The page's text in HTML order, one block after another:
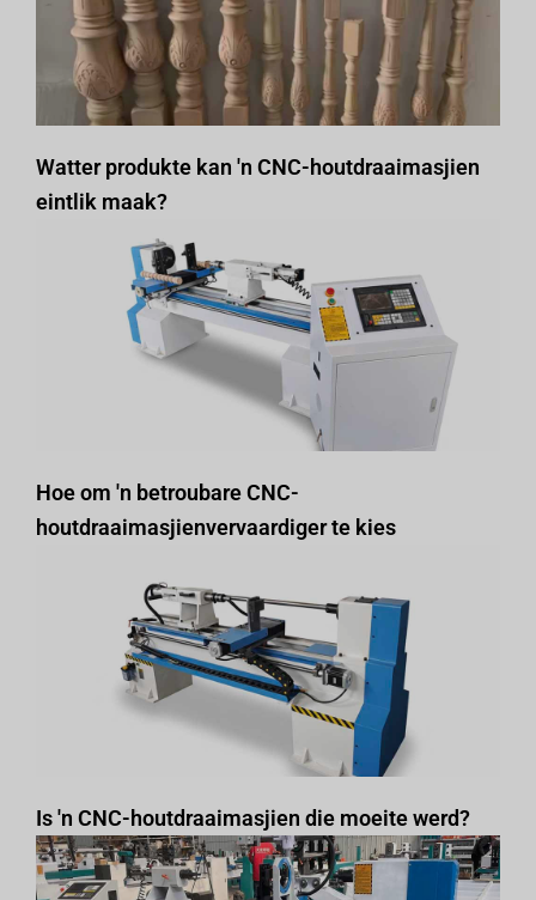
Watter produkte kan 'n CNC-houtdraaimasjien
eintlik maak?
Hoe om 'n betroubare CNC-
houtdraaimasjienvervaardiger te kies
Is 'n CNC-houtdraaimasjien die moeite werd?